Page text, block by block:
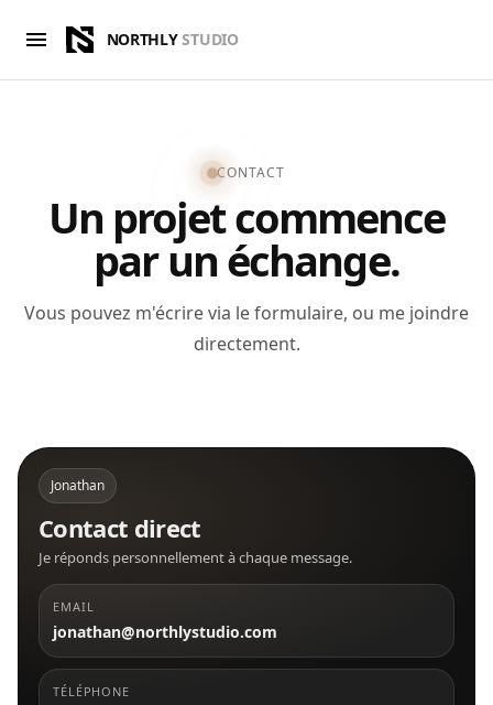
menu NORTHLYSTUDIO
CONTACT
Un projet commence
par un échange.
Vous pouvez m'écrire via le formulaire, ou me joindre
directement.
Jonathan
Contact direct
Je réponds personnellement à chaque message.
EMAIL
jonathan@northlystudio.com
TÉLÉPHONE